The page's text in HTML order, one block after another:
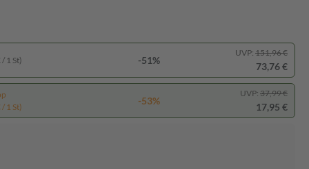
1 St) -51%
UVP: 151,96 €
73,76 €
1 St)
-53%
UVP: 37,99 €
17,95 €